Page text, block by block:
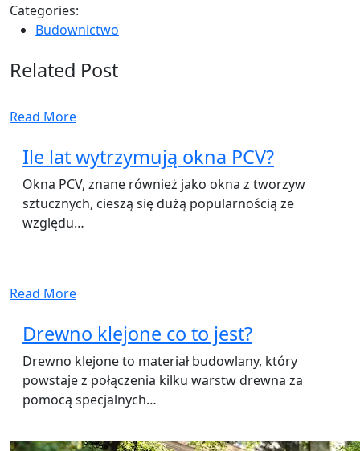
Categories:
Budownictwo
Related Post
Read More
Ile lat wytrzymują okna PCV?
Okna PCV, znane również jako okna z tworzyw
sztucznych, cieszą się dużą popularnością ze
względu…
Read More
Drewno klejone co to jest?
Drewno klejone to materiał budowlany, który
powstaje z połączenia kilku warstw drewna za
pomocą specjalnych…